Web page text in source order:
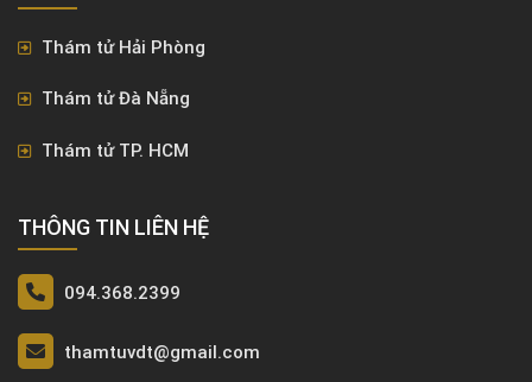
Thám tử Hải Phòng
Thám tử Đà Nẵng
Thám tử TP. HCM
THÔNG TIN LIÊN HỆ
094.368.2399
thamtuvdt@gmail.com